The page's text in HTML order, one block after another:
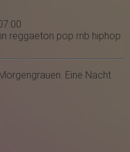
reggaeton pop rnb hiphop
Eine Nacht.